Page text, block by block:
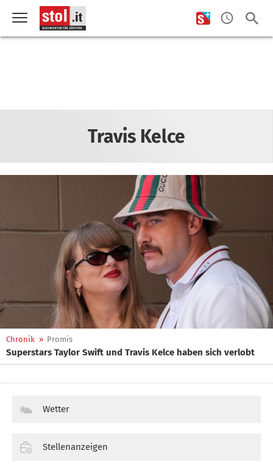
Travis Kelce
Chronik » Promis
Superstars Taylor Swift und Travis Kelce haben sich verlobt
Wetter
Stellenanzeigen